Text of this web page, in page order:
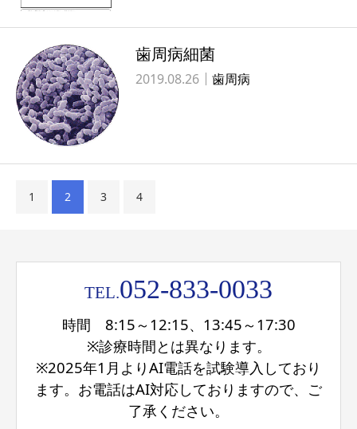
歯周病細菌
2019.08.26 歯周病
1 2 3 4
TEL.052-833-0033
時間 8:15～12:15、13:45～17:30
※診療時間とは異なります。
※2025年1月よりAI電話を試験導入しており
ます。お電話はAI対応しておりますので、ご
了承ください。